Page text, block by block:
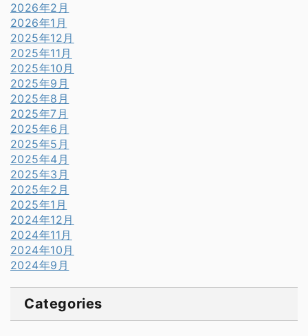
2026年2月
2026年1月
2025年12月
2025年11月
2025年10月
2025年9月
2025年8月
2025年7月
2025年6月
2025年5月
2025年4月
2025年3月
2025年2月
2025年1月
2024年12月
2024年11月
2024年10月
2024年9月
Categories